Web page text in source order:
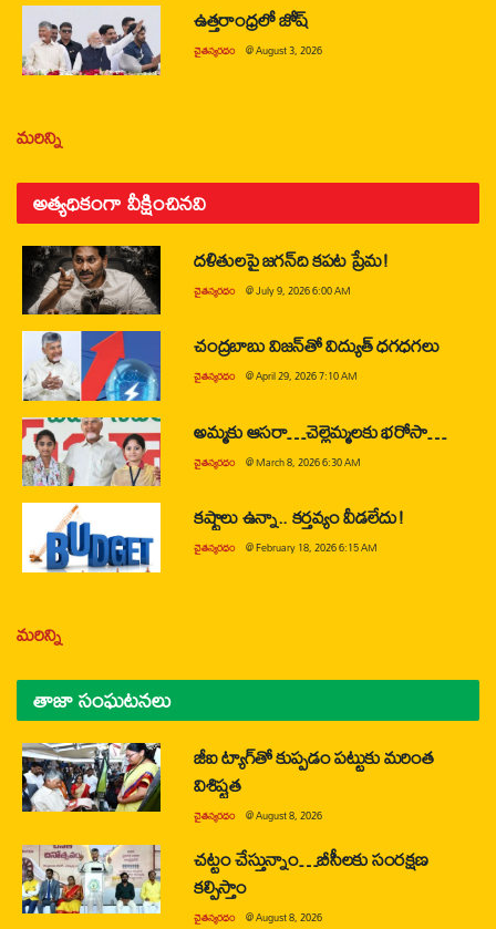
ఉత్తరాంధ్రలో జోష్
చైతన్యరధం @August 3, 2026
మరిన్ని
అత్యధికంగా వీక్షించినవి
దళితులపై జగన్‌ది కపట ప్రేమ!
చైతన్యరధం @July 9, 2026 6:00 AM
చంద్రబాబు విజన్‌తో విద్యుత్ ధగధగలు
చైతన్యరధం @April 29, 2026 7:10 AM
అమ్మకు ఆసరా…చెల్లెమ్మలకు భరోసా…
చైతన్యరధం @March 8, 2026 6:30 AM
కష్టాలు ఉన్నా.. కర్తవ్యం వీడలేదు!
చైతన్యరధం @February 18, 2026 6:15 AM
మరిన్ని
తాజా సంఘటనలు
జీఐ ట్యాగ్‌తో కుప్పడం పట్టుకు మరింత
విశిష్టత
చైతన్యరధం @August 8, 2026
చట్టం చేస్తున్నాం…బీసీలకు సంరక్షణ
కల్పిస్తాం
చైతన్యరధం @August 8, 2026